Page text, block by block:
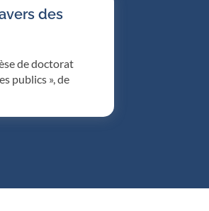
des
de doctorat
publics », de